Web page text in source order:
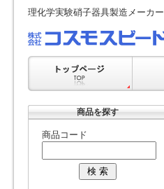
理化学実験硝子器具製造メーカー
商品を探す
商品コード